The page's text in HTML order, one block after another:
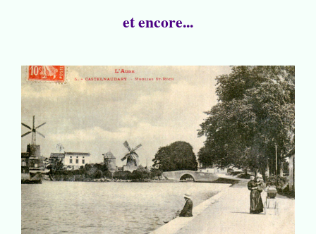
et encore...